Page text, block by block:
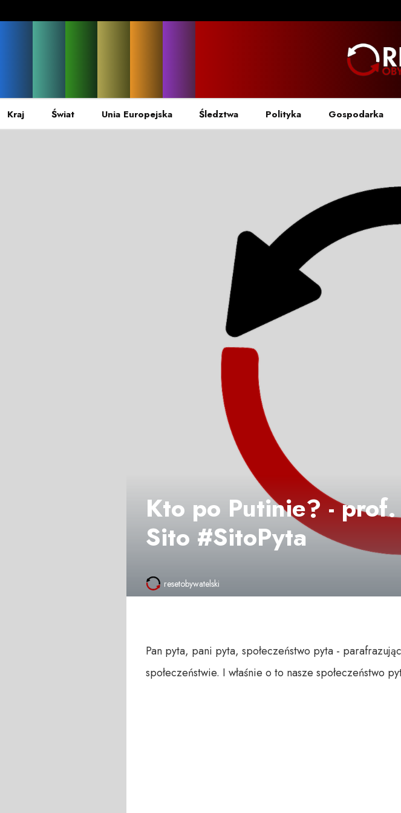
Kraj Świat Unia Europejska Śledztwa Polityka Gospodarka
Kto po Putinie? -
Sito #SitoPyta
resetobywatelski
Pan pyta, pani pyta, społeczeństwo pyta -
społeczeństwie. I właśnie o to nasze społeczeństwo